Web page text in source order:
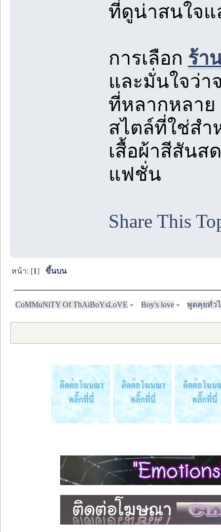
ที่ดูน่าสนใจแ
การเลือก ร้า
และมั่นใจว่
ที่หลากหลาย
สไตล์ที่ใช่สำ
เสื้อผ้าสีสันส
แฟชั่น
Share This
หน้า: [1]ขึ้นบน
CoMMuNiTY Of ThAiBoYsLoVE » Boy's love» พูดคุยทั่ว